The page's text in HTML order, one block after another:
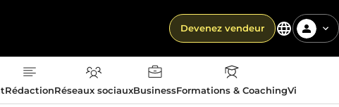
Devenez vendeur
RédactionRéseaux sociauxBusinessFormations & CoachingVie